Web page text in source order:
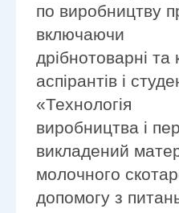
по виробництву
включаючи
дрібнотоварні
аспірантів і
«Технологія
виробництва і
викладений
молочного
допомогу з